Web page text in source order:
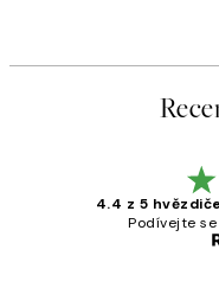
4.4 z 5
Podívejte